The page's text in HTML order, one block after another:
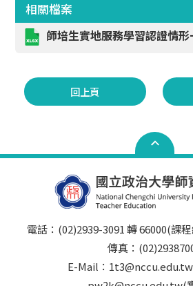
相關檔案
師培生實地服務學習認證情
回上頁
電話：(02)2939-3091 轉 66000(課
傳真：
E-Mail：